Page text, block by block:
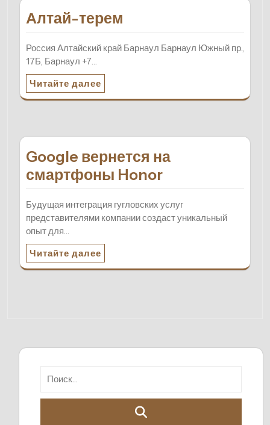
Алтай-терем
Россия Алтайский край Барнаул Барнаул Южный пр.,
17Б, Барнаул +7…
Читайте далее
Google вернется на
смартфоны Honor
Будущая интеграция гугловских услуг
представителями компании создаст уникальный
опыт для…
Читайте далее